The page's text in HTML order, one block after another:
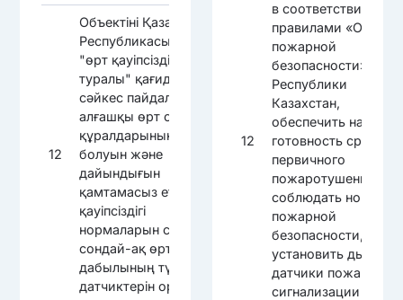
12
Объектіні Қазақстан
Республикасының
"өрт қауіпсіздігі
туралы" қағидаларына
сәйкес пайдалану,
алғашқы өрт сөндіру
құралдарының
болуын және
дайындығын
қамтамасыз ету, өрт
қауіпсіздігі
нормаларын сақтау,
сондай-ақ өрт
дабылының түтін
датчиктерін орнату
12
в соответствии с
правилами «О
пожарной
безопасности»
Республики
Казахстан,
обеспечить
готовность средств
первичного
пожаротушения,
соблюдать нормы
пожарной
безопасности, а
установить
датчики пожарной
сигнализации